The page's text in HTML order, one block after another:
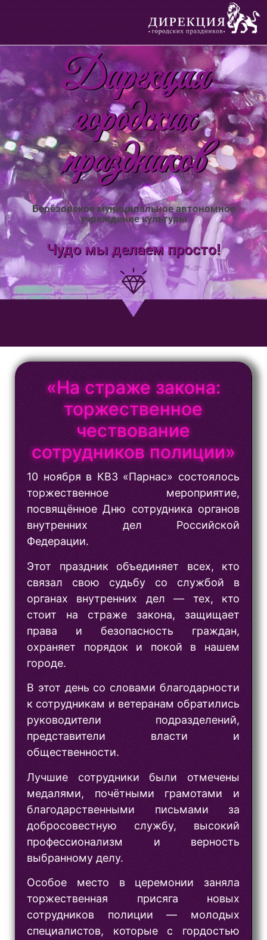
Дирекция
городских
праздников
Берёзовское муниципальное автономное
учреждение культуры
Чудо мы делаем просто!
«На страже закона:
торжественное
чествование
сотрудников полиции»
10 ноября в КВЗ «Парнас» состоялось
торжественное мероприятие,
посвящённое Дню сотрудника органов
внутренних дел Российской
Федерации.
Этот праздник объединяет всех, кто
связал свою судьбу со службой в
органах внутренних дел — тех, кто
стоит на страже закона, защищает
права и безопасность граждан,
охраняет порядок и покой в нашем
городе.
В этот день со словами благодарности
к сотрудникам и ветеранам обратились
руководители подразделений,
представители власти и
общественности.
Лучшие сотрудники были отмечены
медалями, почётными грамотами и
благодарственными письмами за
добросовестную службу, высокий
профессионализм и верность
выбранному делу.
Особое место в церемонии заняла
торжественная присяга новых
сотрудников полиции — молодых
специалистов, которые с гордостью